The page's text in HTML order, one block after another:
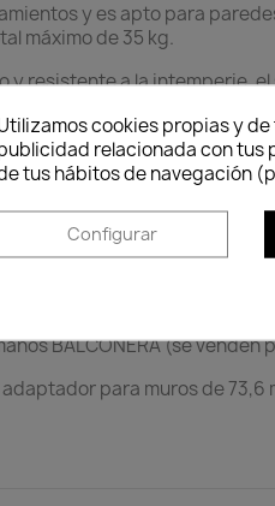
y es apto para
máximo de 35 kg.
y resistente a la intemperie,
las instrucciones de
2 soportes para cajas de
BALCONERA (se venden
para muros de 73,6
cookies propias y
relacionada con tus
tus hábitos de navegación
Configurar